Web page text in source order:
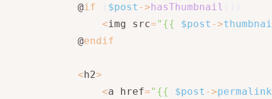
            @
if $post ->hasThumbnail
<img src="{{ $post ->
            @
endif
<h2>
<a href="{{ $post ->permalink